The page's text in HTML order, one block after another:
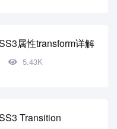
属性transform详解
5.43K
Transition